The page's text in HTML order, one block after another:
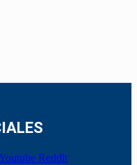
Reddit